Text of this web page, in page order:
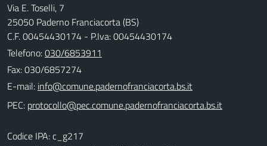
Via E. Toselli, 7
25050 Paderno Franciacorta (BS)
C.F. 00454430174 - P.Iva: 00454430174
Telefono:030/6853911
Fax: 030/6857274
E-mail:
PEC:
Codice IPA: c_g217